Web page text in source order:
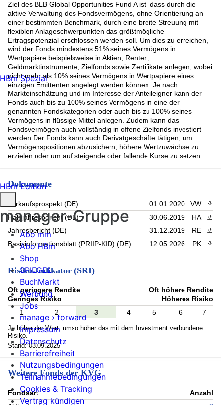
Ziel des BLB Global Opportunities Fund A ist, dass durch die
aktive Verwaltung des Fondsvermögens, ohne Orientierung an
einer bestimmten Benchmark, durch eine breite Streuung mit
flexiblen Anlageschwerpunkten das größtmögliche
Ertragspotenzial erschlossen werden soll. Um dies zu erreichen,
wird der Fonds mindestens 51% seines Vermögens in
Wertpapiere beispielsweise in Aktien, Renten,
Geldmarktinstrumente, Zielfonds sowie Zertifikate anlegen, wobei
nicht mehr als 10% seines Vermögens in Wertpapiere eines
einzigen Emittenten angelegt werden können. Je nach
Markteinschätzung und im Interesse der Anteileigner kann der
Fonds auch bis zu 100% seines Vermögens in eine der
genannten Fondskategorien oder auch bis zu 100% seines
Vermögens in flüssige Mittel anlegen. Zudem kann das
Fondsvermögen auch vollständig in offene Zielfonds investiert
werden.Der Fonds kann auch Derivatgeschäfte tätigen, um
Vermögenspositionen abzusichern, höhere Wertzuwächse zu
erzielen oder um auf steigende oder fallende Kurse zu setzen.
Dokumente
Verkaufsprospekt (DE) 01.01.2020 VW
Halbjahresbericht (DE)
30.06.2019 HA
Jahresbericht (DE)
31.12.2019 RE
Basisinformationsblatt (PRIIP-KID) (DE)
12.05.2026 PK
Risiko-Indikator (SRI)
Oft geringere Rendite
Geringes Risiko
Oft höhere Rendite
Höheres Risiko
1
2 3 4 5 6 7
Je höher der Wert, umso höher das mit dem Investment verbundene
Risiko.
Stand: 03.09.2025
Weitere Fonds der KVG
Fondsart
Anzahl
HBm Spezial
HBm Edition
manager-Gruppe
Abo mm
Abo HBm
Shop
SPIEGEL
BuchMarkt
Werbung
Jobs
manage › forward
Impressum
Datenschutz
Barrierefreiheit
Nutzungsbedingungen
Teilnahmebedingungen
Cookies & Tracking
Vertrag kündigen